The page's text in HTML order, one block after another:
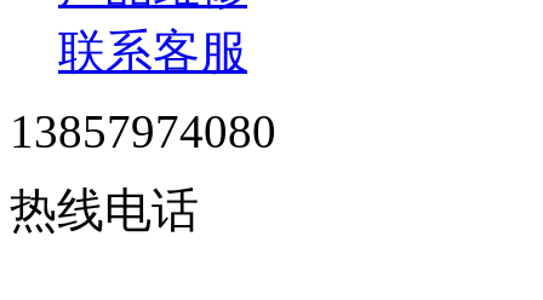
联系客服
13857974080
热线电话